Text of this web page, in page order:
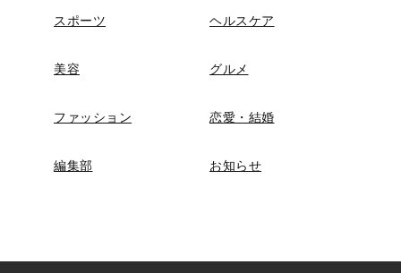
スポーツ ヘルスケア
美容 グルメ
ファッション 恋愛・結婚
編集部 お知らせ